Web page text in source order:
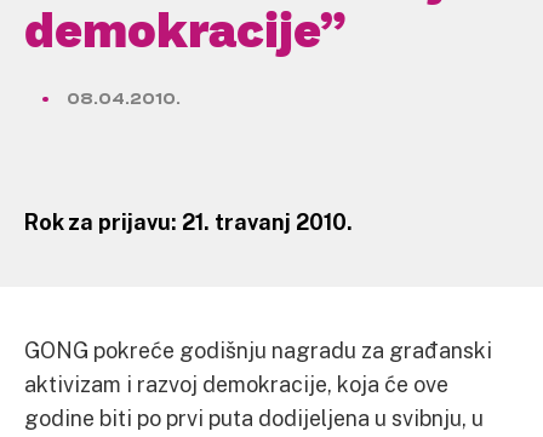
demokracije”
08.04.2010.
Rok za prijavu: 21. travanj 2010.
GONG pokreće godišnju nagradu za građanski
aktivizam i razvoj demokracije, koja će ove
godine biti po prvi puta dodijeljena u svibnju, u